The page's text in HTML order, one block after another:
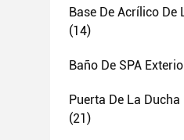
Base De Acrílico De
(14)
Baño De SPA
Puerta De La Ducha
(21)